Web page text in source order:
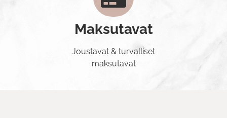
Maksutavat
Joustavat & turvalliset
maksutavat